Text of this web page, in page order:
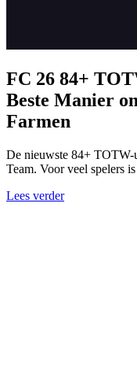
FC 26 84+
Beste Manier
Farmen
De nieuwste 84+
Team. Voor veel spelers
Lees verder